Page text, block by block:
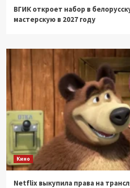
ВГИК откроет набор в
мастерскую в 2027 году
Кино
Netflix выкупила права на